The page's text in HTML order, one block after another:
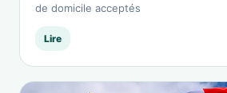
de domicile acceptés
Lire